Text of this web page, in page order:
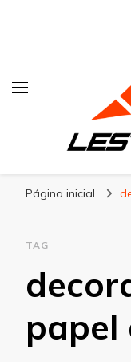
Página inicial
TAG
papel